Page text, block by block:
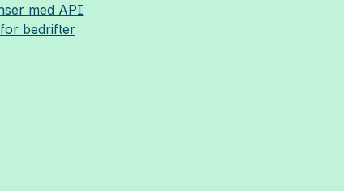
med API
bedrifter